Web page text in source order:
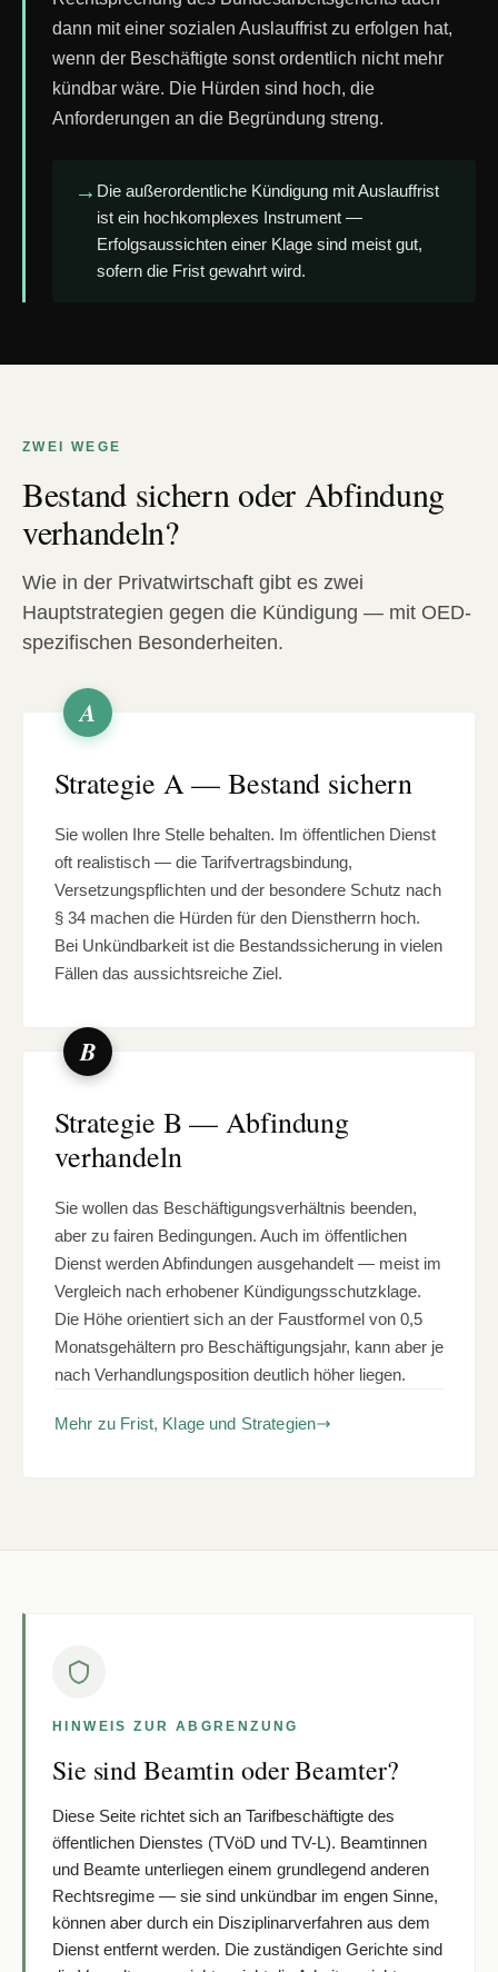
dann mit einer sozialen Auslauffrist zu erfolgen hat,
wenn der Beschäftigte sonst ordentlich nicht mehr
kündbar wäre. Die Hürden sind hoch, die
Anforderungen an die Begründung streng.
→ Die außerordentliche Kündigung mit Auslauffrist
ist ein hochkomplexes Instrument —
Erfolgsaussichten einer Klage sind meist gut,
sofern die Frist gewahrt wird.
ZWEI WEGE
Bestand sichern oder Abfindung
verhandeln?
Wie in der Privatwirtschaft gibt es zwei
Hauptstrategien gegen die Kündigung — mit OED-
spezifischen Besonderheiten.
A
Strategie A — Bestand sichern
Sie wollen Ihre Stelle behalten. Im öffentlichen Dienst
oft realistisch — die Tarifvertragsbindung,
Versetzungspflichten und der besondere Schutz nach
§ 34 machen die Hürden für den Dienstherrn hoch.
Bei Unkündbarkeit ist die Bestandssicherung in vielen
Fällen das aussichtsreiche Ziel.
B
Strategie B — Abfindung
verhandeln
Sie wollen das Beschäftigungsverhältnis beenden,
aber zu fairen Bedingungen. Auch im öffentlichen
Dienst werden Abfindungen ausgehandelt — meist im
Vergleich nach erhobener Kündigungsschutzklage.
Die Höhe orientiert sich an der Faustformel von 0,5
Monatsgehältern pro Beschäftigungsjahr, kann aber je
nach Verhandlungsposition deutlich höher liegen.
Mehr zu Frist, Klage und Strategien
HINWEIS ZUR ABGRENZUNG
Sie sind Beamtin oder Beamter?
Diese Seite richtet sich an Tarifbeschäftigte des
öffentlichen Dienstes (TVöD und TV-L). Beamtinnen
und Beamte unterliegen einem grundlegend anderen
Rechtsregime — sie sind unkündbar im engen Sinne,
können aber durch ein Disziplinarverfahren aus dem
Dienst entfernt werden. Die zuständigen Gerichte sind